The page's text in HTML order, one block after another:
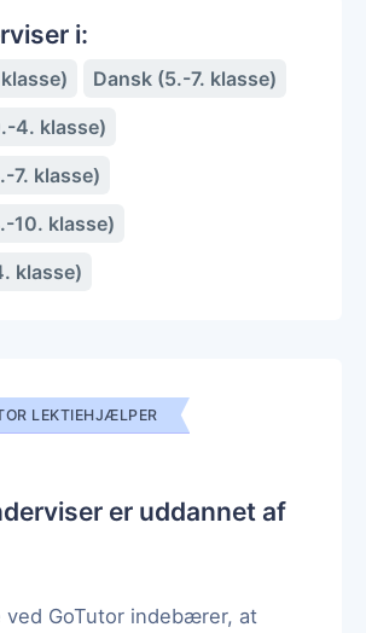
i:
Dansk (5.-7. klasse)
4. klasse)
7. klasse)
10. klasse)
klasse)
LEKTIEHJÆLPER
er uddannet af
ved GoTutor indebærer, at